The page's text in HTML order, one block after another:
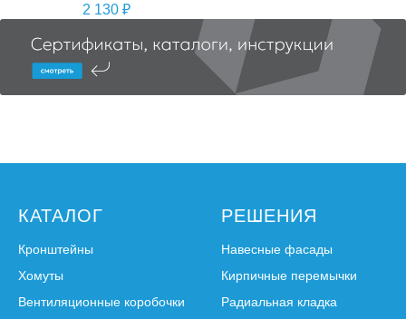
2 130 ₽
КАТАЛОГ
Кронштейны
Хомуты
Вентиляционные коробочки
РЕШЕНИЯ
Навесные фасады
Кирпичные перемычки
Радиальная кладка